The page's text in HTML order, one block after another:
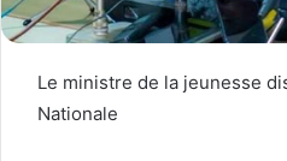
Le ministre de la jeunesse
Nationale